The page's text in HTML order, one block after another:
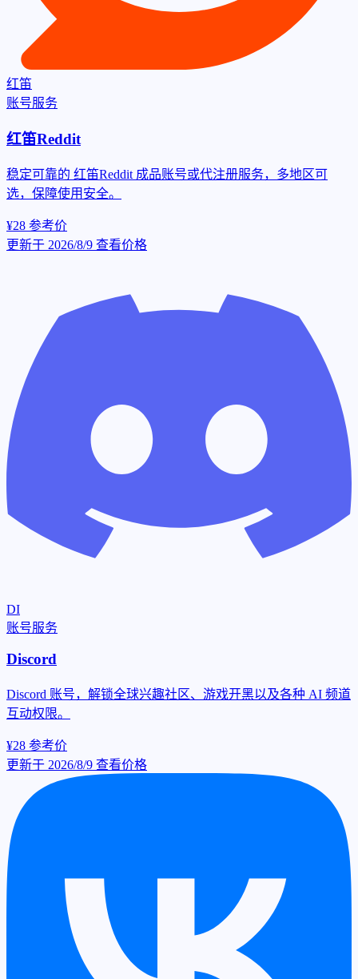
红笛
账号服务
红笛Reddit
稳定可靠的 红笛Reddit 成品账号或代注册服务，多地区可
选，保障使用安全。
¥28 参考价
更新于 2026/8/9 查看价格
DI
账号服务
Discord
Discord 账号，解锁全球兴趣社区、游戏开黑以及各种 AI 频道
互动权限。
¥28 参考价
更新于 2026/8/9 查看价格